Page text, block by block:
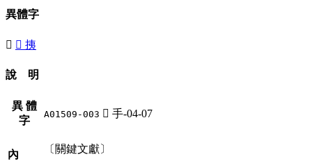
異體字
󲍁 󲍀 挗
說 明
異 體
字
A01509-003 󲍁 手-04-07
內
〔關鍵文獻〕